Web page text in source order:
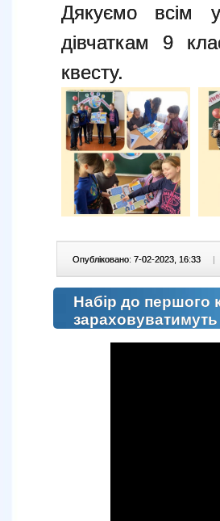
Дякуємо всім
дівчаткам 9
квесту.
Опубліковано: 7-02-2023, 16:33 |
Набір до першого
зараховуватимуть